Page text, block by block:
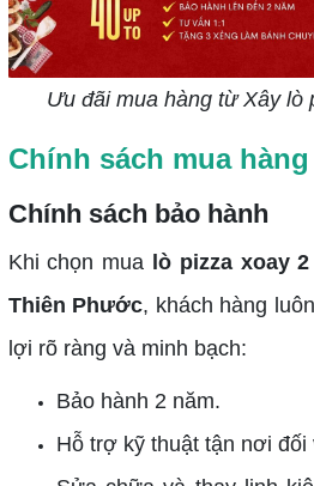
Ưu đãi mua hàng từ Xây lò
Chính sách mua hàng
Chính sách bảo hành
Khi chọn mua lò pizza xoay
Thiên Phước, khách hàng
lợi rõ ràng và minh bạch:
Bảo hành 2 năm.
Hỗ trợ kỹ thuật tận nơi đối